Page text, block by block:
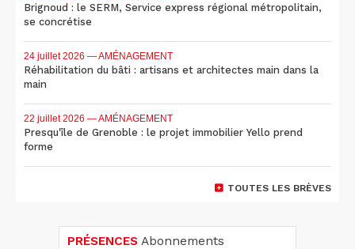
Brignoud : le SERM, Service express régional métropolitain,
se concrétise
24 juillet 2026 — AMÉNAGEMENT
Réhabilitation du bâti : artisans et architectes main dans la
main
22 juillet 2026 — AMÉNAGEMENT
Presqu'île de Grenoble : le projet immobilier Yello prend
forme
TOUTES LES BRÈVES
PRÉSENCES Abonnements